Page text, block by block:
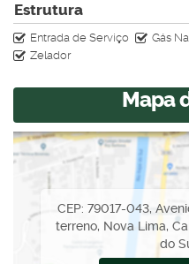
Estrutura
Entrada de Serviço Gás
Zelador
Mapa
CEP: 79017-043,
terreno, Nova Lima,
do